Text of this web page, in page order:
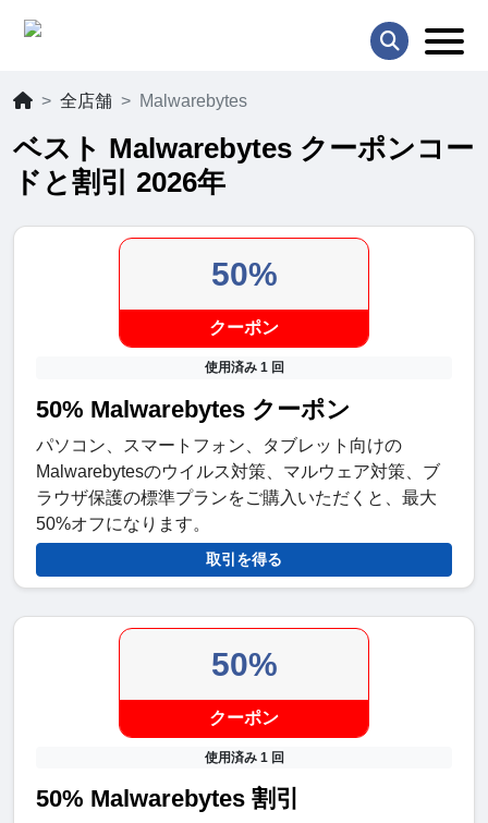
全店舗 Malwarebytes
ベスト Malwarebytes クーポンコー
ドと割引 2026年
50%
クーポン
使用済み 1 回
50% Malwarebytes クーポン
パソコン、スマートフォン、タブレット向けの
Malwarebytesのウイルス対策、マルウェア対策、ブ
ラウザ保護の標準プランをご購入いただくと、最大
50%オフになります。
取引を得る
50%
クーポン
使用済み 1 回
50% Malwarebytes 割引